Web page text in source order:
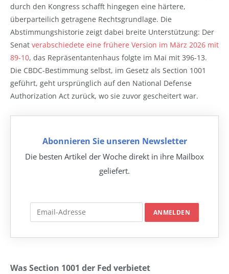
durch den Kongress schafft hingegen eine härtere,
überparteilich getragene Rechtsgrundlage. Die
Abstimmungshistorie zeigt dabei breite Unterstützung: Der
Senat verabschiedete eine frühere Version im März 2026 mit
89-10, das Repräsentantenhaus folgte im Mai mit 396-13.
Die CBDC-Bestimmung selbst, im Gesetz als Section 1001
geführt, geht ursprünglich auf den National Defense
Authorization Act zurück, wo sie zuvor gescheitert war.
Abonnieren Sie unseren Newsletter
Die besten Artikel der Woche direkt in ihre Mailbox
geliefert.
Was Section 1001 der Fed verbietet